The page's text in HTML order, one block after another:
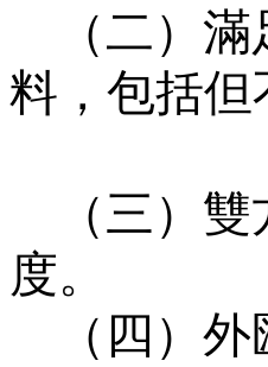
（二）
料，包括
（三）
度。
（四）